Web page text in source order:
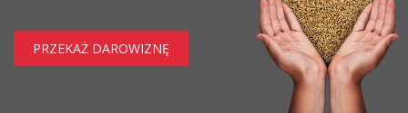
PRZEKAŻ DAROWIZNĘ